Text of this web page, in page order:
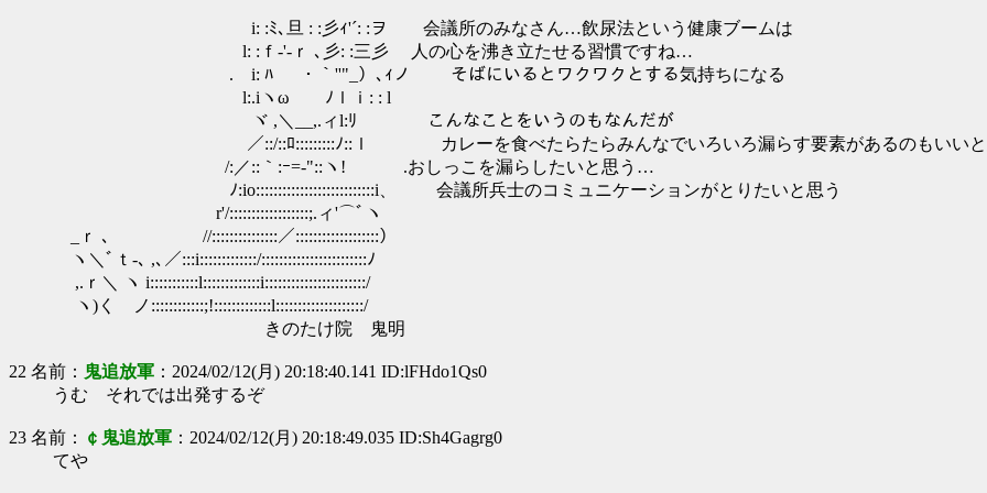
i: :ﾐ､旦 : :彡ｨ'´: :ヲ 会議所のみなさん…飲尿法という健康ブームは
l: :ｆ‐'-ｒ ､彡: :三彡 人の心を沸き立たせる習慣ですね…
. i: ﾊ ・｀''"_）､ｨノ そばにいるとワクワクとする気持ちになる
l:.iヽω ﾉｌｉ: : l
ヾ ,＼__,.ィl:ﾘ こんなことをいうのもなんだが
／::/::ﾛ:::::::::ﾉ::ｌ カレーを食べたらたらみんなでいろいろ漏らす要素があるのもいいと
/:／::｀:ｰ=‐"::ヽ! .おしっこを漏らしたいと思う…
ﾉ:io:::::::::::::::::::::::::::i、 会議所兵士のコミュニケーションがとりたいと思う
r'/::::::::::::::::::;.ィ'⌒ﾞヽ
_ｒ ､ //:::::::::::::::／:::::::::::::::::::）
ヽ＼ﾞｔ-､ ,､／:::i:::::::::::::/::::::::::::::::::::::::ﾉ
,.ｒ＼ ヽ i:::::::::::l:::::::::::::i:::::::::::::::::::::::/
ヽ)く ノ::::::::::::;!:::::::::::::l::::::::::::::::::::/
きのたけ院 鬼明
22 名前： 鬼追放軍 ：2024/02/12(月) 20:18:40.141 ID:lFHdo1Qs0
うむ それでは出発するぞ
23 名前： ￠鬼追放軍 ：2024/02/12(月) 20:18:49.035 ID:Sh4Gagrg0
てや